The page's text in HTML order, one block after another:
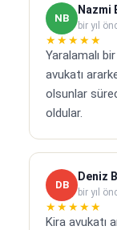
NB
Nazmi
bir yıl
★★★★★
Yaralamalı
avukatı
olsunlar
oldular.
DB
Deniz
bir yıl
★★★★★
Kira avukatı